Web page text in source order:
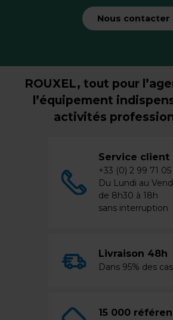
Nous contacter
ROUXEL, tout pour
l’équipement
activités
Service client
+33 (0) 2 99 71 05
Du Lundi au
de 8h30 à 18h
sans interruption
Livraison 48h
Dans 95% des cas
15 000